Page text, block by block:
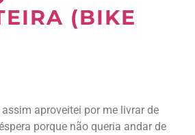
(BIKE
aproveitei por me livrar de
porque não queria andar de